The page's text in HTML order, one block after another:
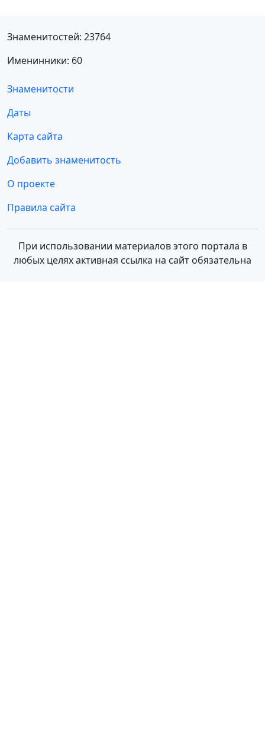
Знаменитостей: 23764
Именинники: 60
Знаменитости
Даты
Карта сайта
Добавить знаменитость
О проекте
Правила сайта
При использовании материалов этого портала в
любых целях активная ссылка на сайт обязательна